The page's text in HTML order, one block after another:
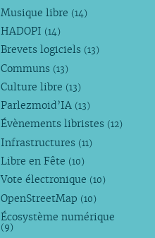
Musique libre (14)
HADOPI (14)
Brevets logiciels (13)
Communs (13)
Culture libre (13)
Parlezmoid’IA (13)
Évènements libristes (12)
Infrastructures (11)
Libre en Fête (10)
Vote électronique (10)
OpenStreetMap (10)
Écosystème numérique
(9)